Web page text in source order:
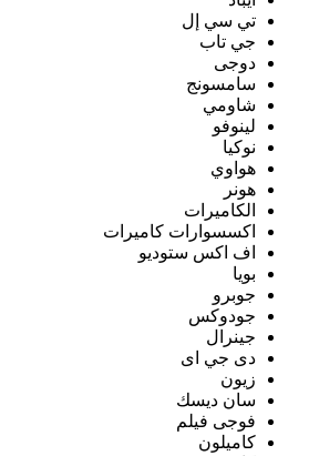
تي سي إل
جي تاب
دوجى
سامسونج
شاومي
لينوفو
نوكيا
هواوي
هونر
الكاميرات
اكسسوارات كاميرات
اف اكس ستوديو
بويا
جوبرو
جودوكس
جينرال
دى جي اى
زيون
سان ديسك
فوجى فيلم
كاميلون